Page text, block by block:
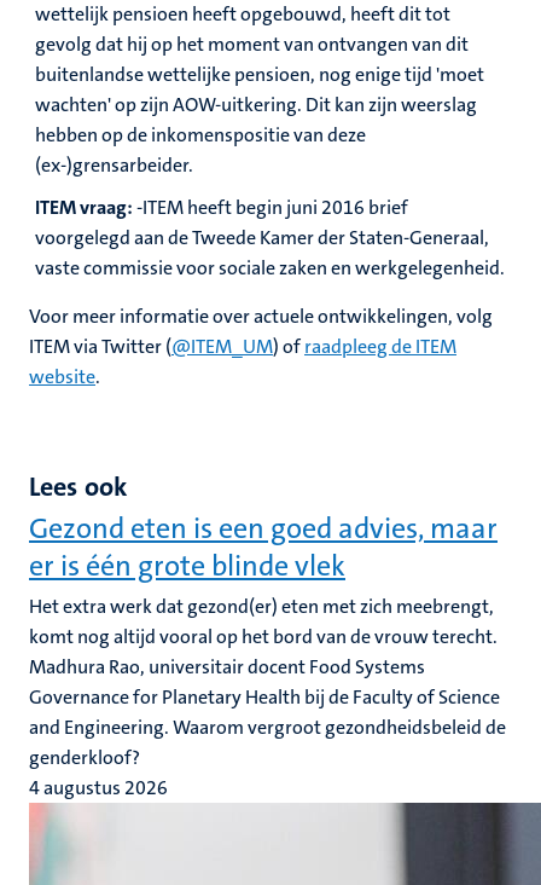
wettelijk pensioen heeft opgebouwd, heeft dit tot
gevolg dat hij op het moment van ontvangen van dit
buitenlandse wettelijke pensioen, nog enige tijd 'moet
wachten' op zijn AOW-uitkering. Dit kan zijn weerslag
hebben op de inkomenspositie van deze
(ex-)grensarbeider.
ITEM vraag:-ITEM heeft begin juni 2016 brief
voorgelegd aan de Tweede Kamer der Staten-Generaal,
vaste commissie voor sociale zaken en werkgelegenheid.
Voor meer informatie over actuele ontwikkelingen, volg
ITEM via Twitter (@ITEM_UM) ofraadpleeg de ITEM
website.
Lees ook
Gezond eten is een goed advies, maar
er is één grote blinde vlek
Het extra werk dat gezond(er) eten met zich meebrengt,
komt nog altijd vooral op het bord van de vrouw terecht.
Madhura Rao, universitair docent Food Systems
Governance for Planetary Health bij de Faculty of Science
and Engineering. Waarom vergroot gezondheidsbeleid de
genderkloof?
4 augustus 2026